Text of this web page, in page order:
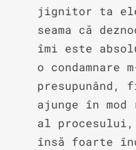
jignitor ta
seama că
îmi este
o
ajunge în
al procesului,
însă foarte